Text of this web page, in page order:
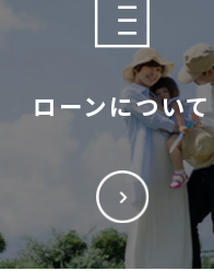
ローンについて